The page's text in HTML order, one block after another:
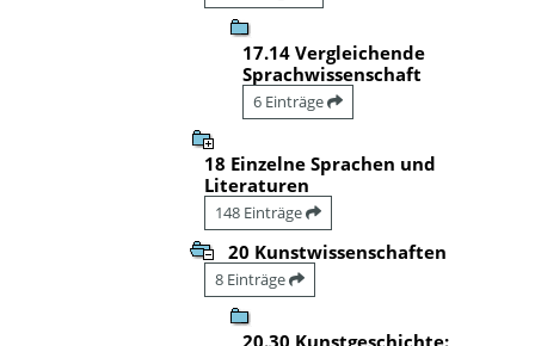
17.14 Vergleichende
Sprachwissenschaft
6 Einträge
18 Einzelne Sprachen und
Literaturen
148 Einträge
20 Kunstwissenschaften
8 Einträge
20.30 Kunstgeschichte: